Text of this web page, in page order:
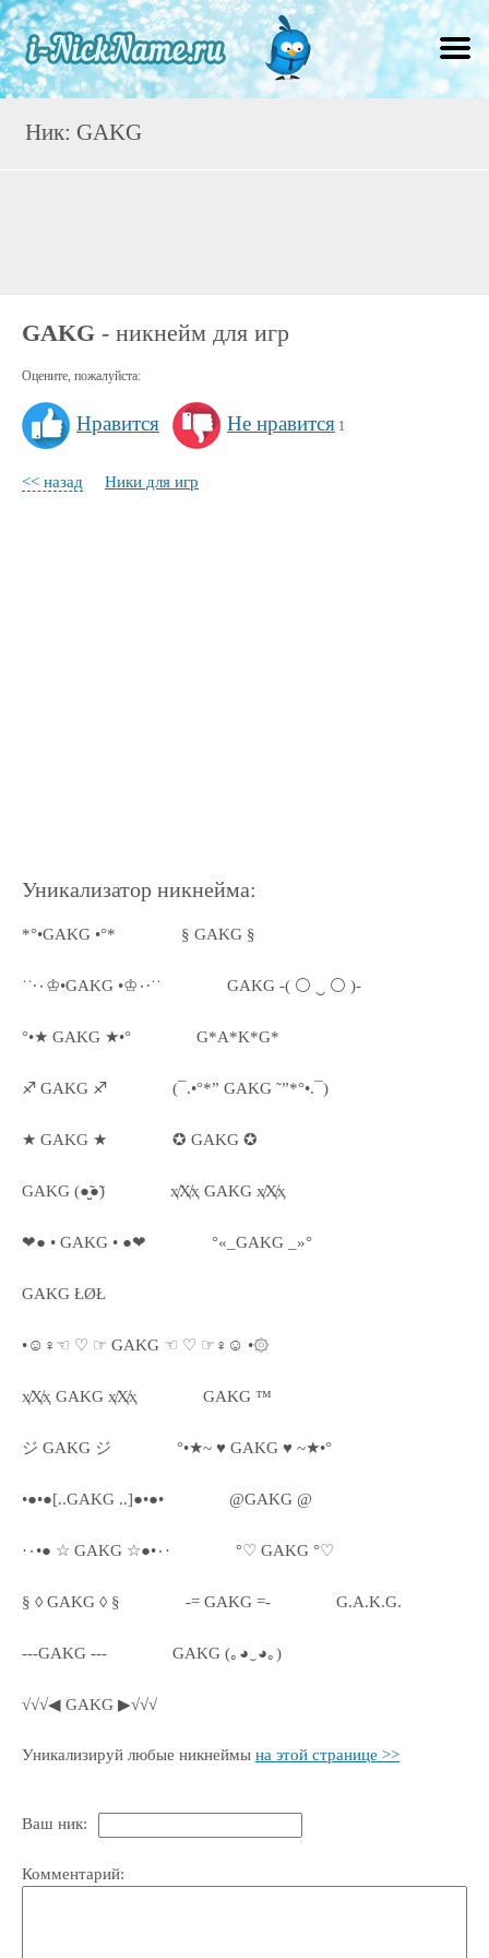
Ник: GAKG
GAKG - никнейм для игр
Оцените, пожалуйста:
Нравится Не нравится 1
<< назад Ники для игр
Уникализатор никнейма:
*°•GAKG •°* § GAKG §
˙˙·٠♔•GAKG •♔٠·˙˙ GAKG -( ⚪ ‿ ⚪ )-
°•★ GAKG ★•° G*A*K*G*
♐ GAKG ♐ (¯.•°*” GAKG ˜”*°•.¯)
★ GAKG ★ ✪ GAKG ✪
GAKG (●̮̮̃●̃) ҳ̸Ҳ̸ҳ GAKG ҳ̸Ҳ̸ҳ
❤● • GAKG • ●❤ °«_GAKG _»°
GAKG ŁØŁ
•☺♀☜ ♡ ☞ GAKG ☜ ♡ ☞♀☺ •۞
ҳ̸Ҳ̸ҳ GAKG ҳ̸Ҳ̸ҳ GAKG ™
ジ GAKG ジ °•★~ ♥ GAKG ♥ ~★•°
•●•●[..GAKG ..]●•●• @GAKG @
·٠•● ☆ GAKG ☆●•٠· °♡ GAKG °♡
§ ◊ GAKG ◊ § -= GAKG =- G.A.K.G.
---GAKG --- GAKG (｡◕‿◕｡)
√√√◀ GAKG ▶√√√
Уникализируй любые никнеймы на этой странице >>
Ваш ник:
Комментарий: